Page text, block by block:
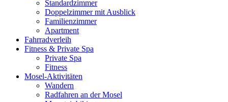
Standardzimmer
Doppelzimmer mit Ausblick
Familienzimmer
Apartment
Fahrradverleih
Fitness & Private Spa
Private Spa
Fitness
Mosel-Aktivitäten
Wandern
Radfahren an der Mosel